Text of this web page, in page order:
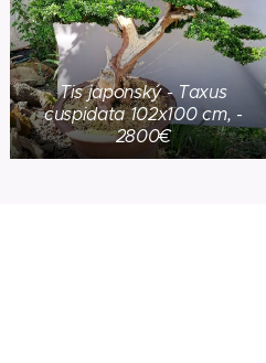
Tis japonský - Taxus
cuspidata 102x100 cm, -
2800€